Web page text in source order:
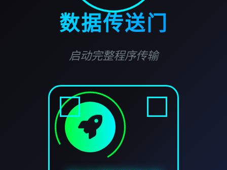
数据传送门
启动完整程序传输